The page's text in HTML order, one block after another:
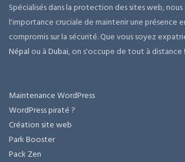
Spécialisés dans la protection des sites web,
l'importance cruciale de maintenir une présence
compromis sur la sécurité. Que vous soyez
Népal ou àDubai, on s'occupe de tout à distance !
Maintenance WordPress
WordPress piraté ?
Création site web
Park Booster
Pack Zen